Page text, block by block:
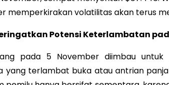
memperkirakan volatilitas akan terus
Potensi Keterlambatan
pada 5 November diimbau
yang terlambat buka atau antrian